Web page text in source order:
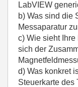
LabVIEW
b) Was sind die
Messaparatur
c) Wie sieht
sich der
d) Was konkret
Steuerkarte des